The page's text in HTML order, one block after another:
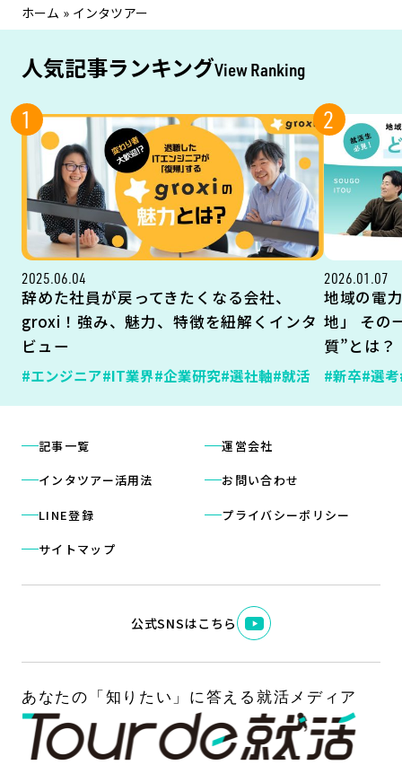
ホーム » インタツアー
人気記事ランキングView Ranking
1
2025.06.04
辞めた社員が戻ってきたくなる会社、
groxi！強み、魅力、特徴を紐解くインタ
ビュー
#エンジニア#IT業界#企業研究#選社軸#就活
2
2026.01.07
地域の電
地」 その
質”とは？
#新卒#選考
記事一覧
インタツアー活用法
LINE登録
サイトマップ
運営会社
お問い合わせ
プライバシーポリシー
公式SNSはこちら